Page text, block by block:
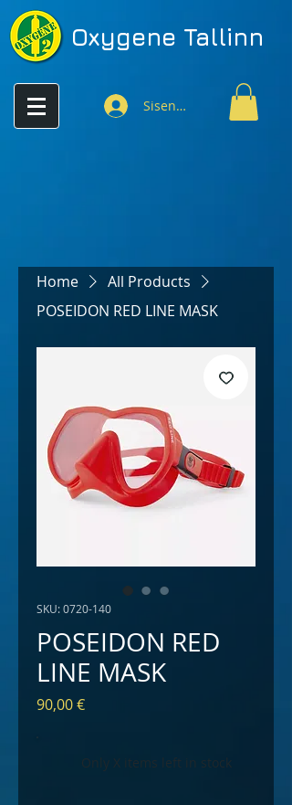
Oxygene Tallinn
Sisenen
Home
All Products
POSEIDON RED LINE MASK
SKU: 0720-140
POSEIDON RED
LINE MASK
90,00 €Price
Only X items left in stock